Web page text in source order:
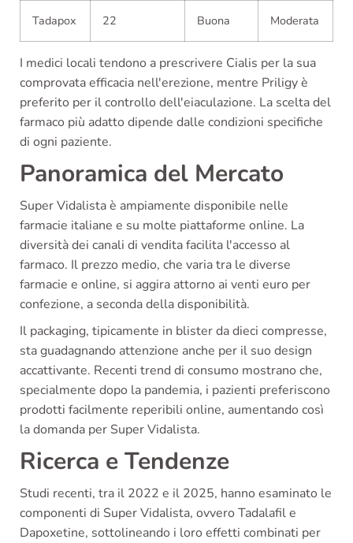
Tadapox 22 Buona Moderata
I medici locali tendono a prescrivere Cialis per la sua
comprovata efficacia nell'erezione, mentre Priligy è
preferito per il controllo dell'eiaculazione. La scelta del
farmaco più adatto dipende dalle condizioni specifiche
di ogni paziente.
Panoramica del Mercato
Super Vidalista è ampiamente disponibile nelle
farmacie italiane e su molte piattaforme online. La
diversità dei canali di vendita facilita l'accesso al
farmaco. Il prezzo medio, che varia tra le diverse
farmacie e online, si aggira attorno ai venti euro per
confezione, a seconda della disponibilità.
Il packaging, tipicamente in blister da dieci compresse,
sta guadagnando attenzione anche per il suo design
accattivante. Recenti trend di consumo mostrano che,
specialmente dopo la pandemia, i pazienti preferiscono
prodotti facilmente reperibili online, aumentando così
la domanda per Super Vidalista.
Ricerca e Tendenze
Studi recenti, tra il 2022 e il 2025, hanno esaminato le
componenti di Super Vidalista, ovvero Tadalafil e
Dapoxetine, sottolineando i loro effetti combinati per